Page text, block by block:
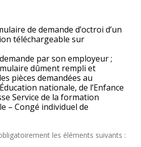
de demande d’octroi d’un
téléchargeable sur
par son employeur ;
dûment rempli et
pièces demandées au
nationale, de l’Enfance
Service de la formation
– Congé individuel de
les éléments suivants :